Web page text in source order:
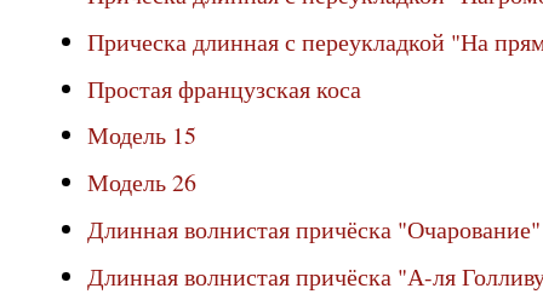
Прическа длинная с переукладкой "На
Простая французская коса
Модель 15
Модель 26
Длинная волнистая причёска "Очарование"
Длинная волнистая причёска "А-ля